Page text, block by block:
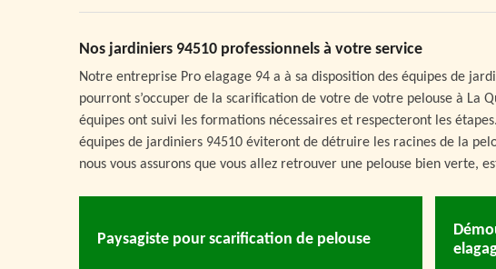
Nos jardiniers 94510 professionnels à votre service
Notre entreprise Pro elagage 94 a à sa disposition des équipes de
pourront s’occuper de la scarification de votre de votre pelouse à La
équipes ont suivi les formations nécessaires et respecteront les
équipes de jardiniers 94510 éviteront de détruire les racines de la
nous vous assurons que vous allez retrouver une pelouse bien verte,
Paysagiste pour scarification de pelouse